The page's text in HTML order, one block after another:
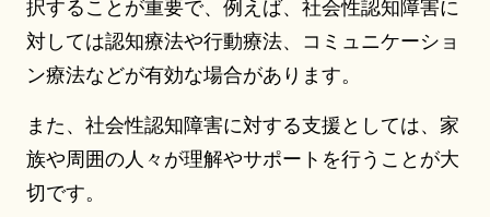
択することが重要で、例えば、社会性認知障害に
対しては認知療法や行動療法、コミュニケーショ
ン療法などが有効な場合があります。
また、社会性認知障害に対する支援としては、家
族や周囲の人々が理解やサポートを行うことが大
切です。